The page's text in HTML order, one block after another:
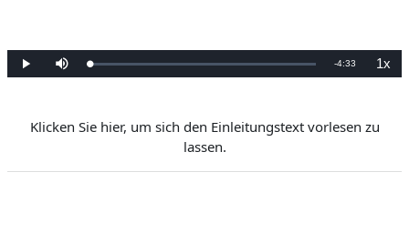
Lecture Mettre
en
Chargé:
0%
Temps
-4:33 1x
de
Klicken Sie hier, um sich den Einleitungstext vorlesen zu
lassen.